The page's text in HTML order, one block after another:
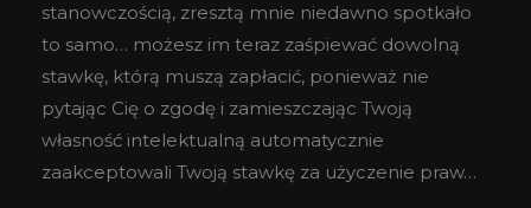
stanowczością, zresztą mnie niedawno spotkało
to samo… możesz im teraz zaśpiewać dowolną
stawkę, którą muszą zapłacić, ponieważ nie
pytając Cię o zgodę i zamieszczając Twoją
własność intelektualną automatycznie
zaakceptowali Twoją stawkę za użyczenie praw…